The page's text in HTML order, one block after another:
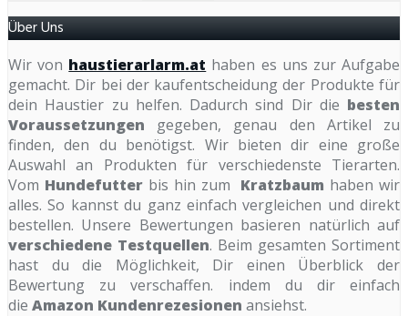
Über Uns
Wir von haustierarlarm.at haben es uns zur Aufgabe
gemacht. Dir bei der kaufentscheidung der Produkte für
dein Haustier zu helfen. Dadurch sind Dir die besten
Voraussetzungen gegeben, genau den Artikel zu
finden, den du benötigst. Wir bieten dir eine große
Auswahl an Produkten für verschiedenste Tierarten.
Vom Hundefutter bis hin zum Kratzbaum haben wir
alles. So kannst du ganz einfach vergleichen und direkt
bestellen. Unsere Bewertungen basieren natürlich auf
verschiedene Testquellen. Beim gesamten Sortiment
hast du die Möglichkeit, Dir einen Überblick der
Bewertung zu verschaffen. indem du dir einfach
die Amazon Kundenrezesionen ansiehst.